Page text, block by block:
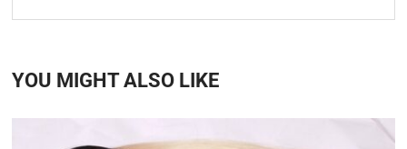
YOU MIGHT ALSO LIKE